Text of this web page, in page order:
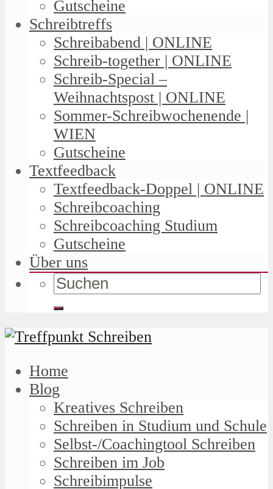
Gutscheine
Schreibtreffs
Schreibabend | ONLINE
Schreib-together | ONLINE
Schreib-Special –
Weihnachtspost | ONLINE
Sommer-Schreibwochenende |
WIEN
Gutscheine
Textfeedback
Textfeedback-Doppel | ONLINE
Schreibcoaching
Schreibcoaching Studium
Gutscheine
Über uns
Home
Blog
Kreatives Schreiben
Schreiben in Studium und Schule
Selbst-/Coachingtool Schreiben
Schreiben im Job
Schreibimpulse